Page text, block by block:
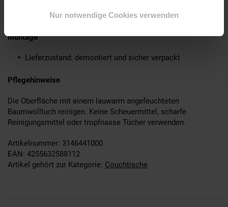
Nur notwendige Cookies verwenden
Montageanleitung und -material liegen der Lieferung bei
Montage
Lieferzustand: demontiert und sicher verpackt
Pflegehinweise
Die Oberfläche mit einem lauwarm angefeuchteten
Baumwolltuch reinigen. Keine Scheuermittel, scharfe
Reinigungsmittel oder tropfnasse Tücher verwenden.
Artikelnummer: 3146441000
EAN: 4255632588112
Artikel gehört zur Kategorie: Couchtische